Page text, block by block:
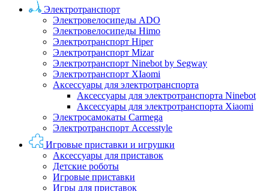
Электротранспорт
Электровелосипеды ADO
Электровелосипеды Himo
Электротранспорт Hiper
Электротранспорт Mizar
Электротранспорт Ninebot by Segway
Электротранспорт XIaomi
Аксессуары для электротранспорта
Аксессуары для электротранспорта Ninebot
Аксессуары для электротранспорта Xiaomi
Электросамокаты Carmega
Электротранспорт Accesstyle
Игровые приставки и игрушки
Аксессуары для приставок
Детские роботы
Игровые приставки
Игры для приставок